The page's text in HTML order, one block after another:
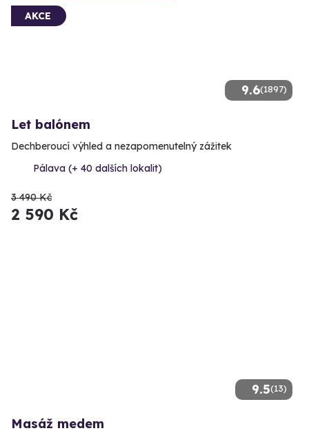
9.6(1897)
AKCE
Let balónem
Dechberoucí výhled a nezapomenutelný zážitek
Pálava (+ 40 dalších lokalit)
3 490 Kč
2 590 Kč
9.5(13)
Masáž medem